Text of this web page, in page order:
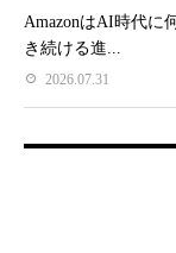
AmazonはAI時代に
き続ける進...
2026.07.31